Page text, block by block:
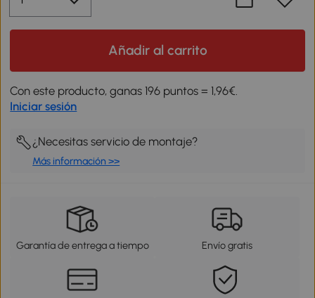
Añadir al carrito
Con este producto, ganas 196 puntos = 1,96€.
Iniciar sesión
¿Necesitas servicio de montaje?
Más información >>
Garantía de entrega a tiempo Envío gratis